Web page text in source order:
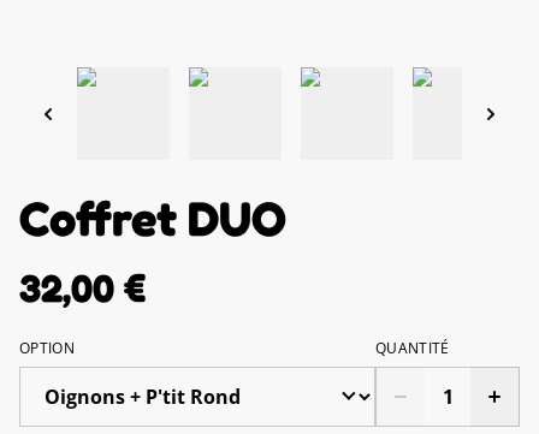
Coffret DUO
32,00 €
OPTION QUANTITÉ